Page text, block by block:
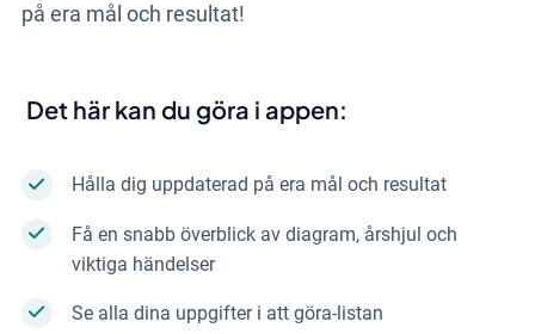
på era mål och resultat!
Det här kan du göra i appen:
Hålla dig uppdaterad på era mål och resultat
Få en snabb överblick av diagram, årshjul och
viktiga händelser
Se alla dina uppgifter i att göra-listan